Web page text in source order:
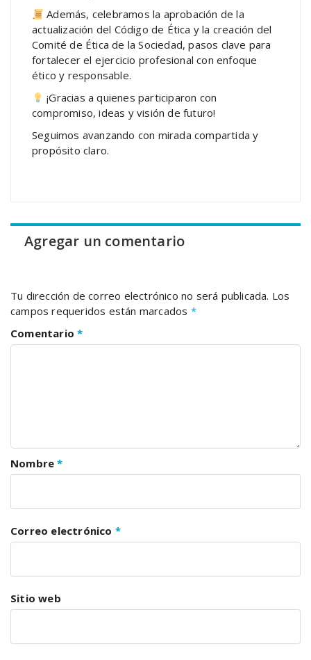
Además, celebramos la aprobación de la
actualización del Código de Ética y la creación del
Comité de Ética de la Sociedad, pasos clave para
fortalecer el ejercicio profesional con enfoque
ético y responsable.
¡Gracias a quienes participaron con
compromiso, ideas y visión de futuro!
Seguimos avanzando con mirada compartida y
propósito claro.
Agregar un comentario
Tu dirección de correo electrónico no será publicada. Los
campos requeridos están marcados *
Comentario*
Nombre*
Correo electrónico *
Sitio web